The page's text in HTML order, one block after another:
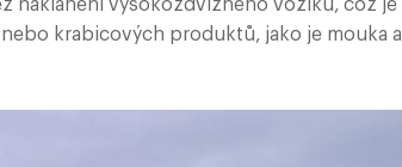
naklánění vysokozdvižného vozíku, což je
krabicových produktů, jako je mouka a